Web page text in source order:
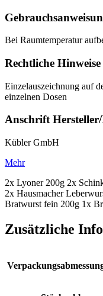
Bei Raumtemperatur
Rechtliche Hinweise
Einzelauszeichnung auf
einzelnen Dosen
Anschrift
Kübler GmbH
Mehr
2x Lyoner 200g 2x
2x Hausmacher
Bratwurst fein 200g 1x
Zusätzliche